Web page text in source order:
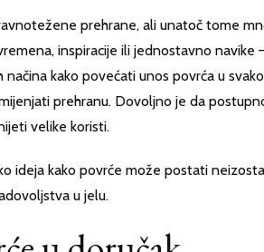
prehrane, ali unatoč tome
inspiracije ili jednostavno
kako povećati unos povrća u
prehranu. Dovoljno je da
velike koristi.
ideja kako povrće može postati
u jelu.